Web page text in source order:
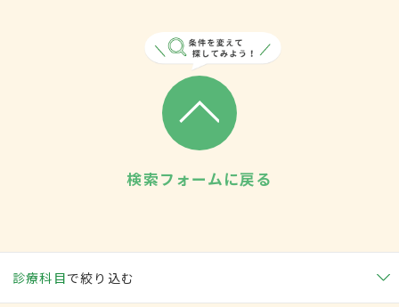
検索フォームに戻る
診療科目で絞り込む